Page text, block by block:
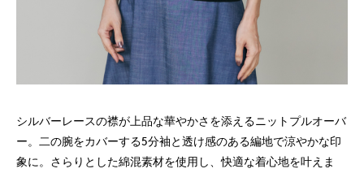
シルバーレースの襟が上品な華やかさを添えるニットプルオーバ
ー。二の腕をカバーする5分袖と透け感のある編地で涼やかな印
象に。さらりとした綿混素材を使用し、快適な着心地を叶えま